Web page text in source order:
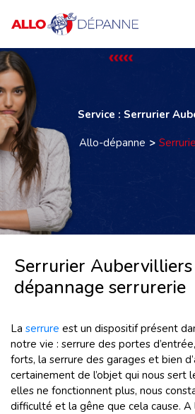
Service : Serrurier
Allo-dépanne
Serrurier
dépannage serrurerie
La serrure est un dispositif présent
notre vie : serrure des portes
forts, la serrure des garages et bien
certainement de l’objet qui nous sert
elles ne fonctionnent plus, nous
difficulté et la gêne que cela cause.